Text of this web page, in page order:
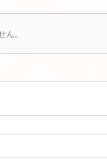
ん。